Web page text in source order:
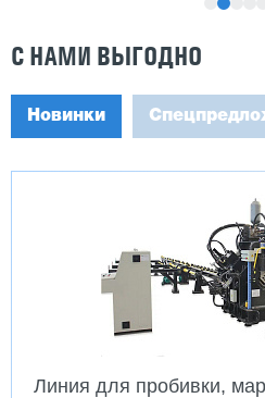
С НАМИ ВЫГОДНО
Новинки
Линия для пробивки,